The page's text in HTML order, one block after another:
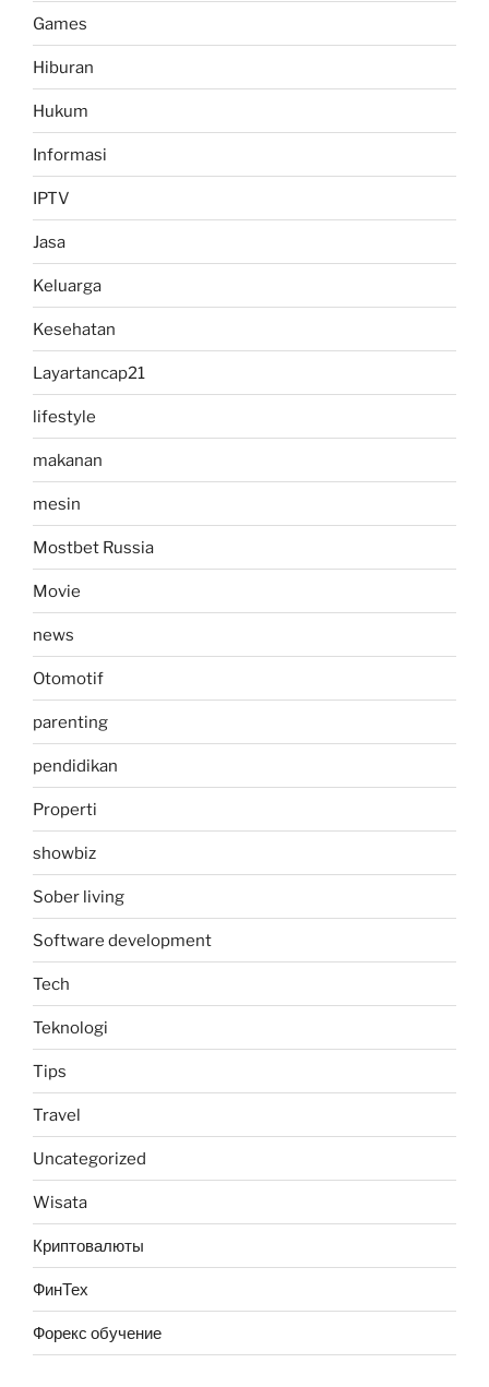
Games
Hiburan
Hukum
Informasi
IPTV
Jasa
Keluarga
Kesehatan
Layartancap21
lifestyle
makanan
mesin
Mostbet Russia
Movie
news
Otomotif
parenting
pendidikan
Properti
showbiz
Sober living
Software development
Tech
Teknologi
Tips
Travel
Uncategorized
Wisata
Криптовалюты
ФинТех
Форекс обучение